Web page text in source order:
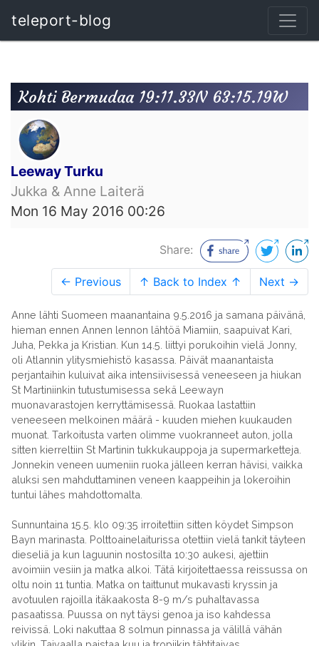
teleport-blog
Kohti Bermudaa 19:11.33N 63:15.19W
Leeway Turku
Jukka & Anne Laiterä
Mon 16 May 2016 00:26
Share:
← Previous ↑ Back to Index ↑ Next →
Anne lähti Suomeen maanantaina 9.5.2016 ja samana päivänä,
hieman ennen Annen lennon lähtöä Miamiin, saapuivat Kari,
Juha, Pekka ja Kristian. Kun 14.5. liittyi porukoihin vielä Jonny,
oli Atlannin ylitysmiehistö kasassa. Päivät maanantaista
perjantaihin kuluivat aika intensiivisessä veneeseen ja hiukan
St Martiniinkin tutustumisessa sekä Leewayn
muonavarastojen kerryttämisessä. Ruokaa lastattiin
veneeseen melkoinen määrä - kuuden miehen kuukauden
muonat. Tarkoitusta varten olimme vuokranneet auton, jolla
sitten kierreltiin St Martinin tukkukauppoja ja supermarketteja.
Jonnekin veneen uumeniin ruoka jälleen kerran hävisi, vaikka
aluksi sen mahduttaminen veneen kaappeihin ja lokeroihin
tuntui lähes mahdottomalta.
Sunnuntaina 15.5. klo 09:35 irroitettiin sitten köydet Simpson
Bayn marinasta. Polttoainelaiturissa otettiin vielä tankit täyteen
dieseliä ja kun laguunin nostosilta 10:30 aukesi, ajettiin
avoimiin vesiin ja matka alkoi. Tätä kirjoitettaessa reissussa on
oltu noin 11 tuntia. Matka on taittunut mukavasti kryssin ja
avotuulen rajoilla itäkaakosta 8-9 m/s puhaltavassa
pasaatissa. Puussa on nyt täysi genoa ja iso kahdessa
reivissä. Loki nakuttaa 8 solmun pinnassa ja välillä vähän